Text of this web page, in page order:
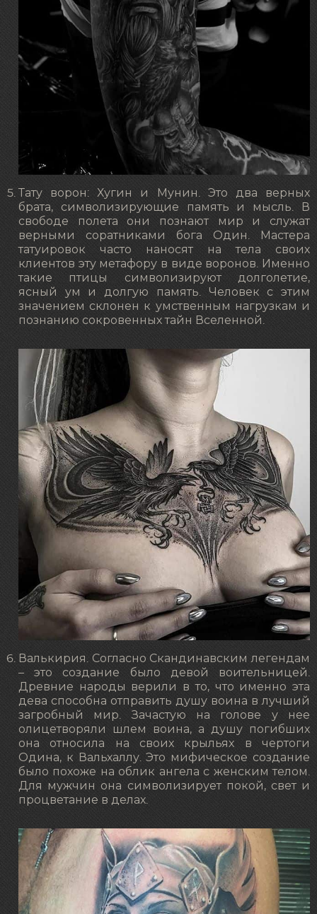
Тату ворон: Хугин и Мунин. Это два верных
брата, символизирующие память и мысль. В
свободе полета они познают мир и служат
верными соратниками бога Один. Мастера
татуировок часто наносят на тела своих
клиентов эту метафору в виде воронов. Именно
такие птицы символизируют долголетие,
ясный ум и долгую память. Человек с этим
значением склонен к умственным нагрузкам и
познанию сокровенных тайн Вселенной.
Валькирия. Согласно Скандинавским легендам
– это создание было девой воительницей.
Древние народы верили в то, что именно эта
дева способна отправить душу воина в лучший
загробный мир. Зачастую на голове у нее
олицетворяли шлем воина, а душу погибших
она относила на своих крыльях в чертоги
Одина, к Вальхаллу. Это мифическое создание
было похоже на облик ангела с женским телом.
Для мужчин она символизирует покой, свет и
процветание в делах.